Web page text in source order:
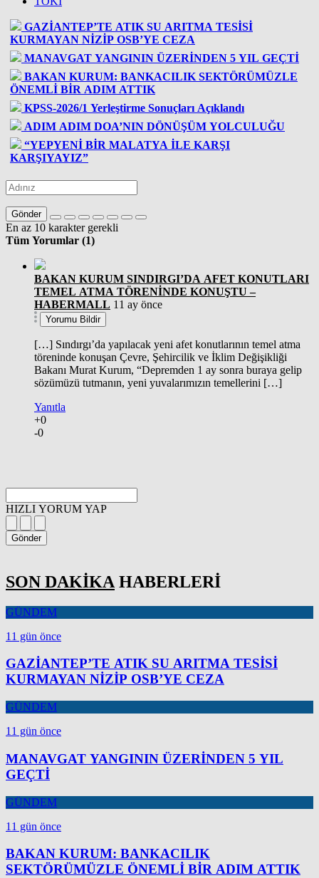
GAZİANTEP’TE ATIK SU ARITMA TESİSİ
KURMAYAN NİZİP OSB’YE CEZA
MANAVGAT YANGININ ÜZERİNDEN 5 YIL GEÇTİ
BAKAN KURUM: BANKACILIK SEKTÖRÜMÜZLE
ÖNEMLİ BİR ADIM ATTIK
KPSS-2026/1 Yerleştirme Sonuçları Açıklandı
ADIM ADIM DOA’NIN DÖNÜŞÜM YOLCULUĞU
“YEPYENİ BİR MALATYA İLE KARŞI
KARŞIYAYIZ”
Gönder
En az 10 karakter gerekli
Tüm Yorumlar (1)
BAKAN KURUM SINDIRGI’DA AFET KONUTLARI
TEMEL ATMA TÖRENİNDE KONUŞTU –
HABERMALL 11 ay önce
Yorumu Bildir
[…] Sındırgı’da yapılacak yeni afet konutlarının temel atma
töreninde konuşan Çevre, Şehircilik ve İklim Değişikliği
Bakanı Murat Kurum, “Depremden 1 ay sonra buraya gelip
sözümüzü tutmanın, yeni yuvalarımızın temellerini […]
Yanıtla
+0
-0
HIZLI YORUM YAP
Gönder
SON DAKİKA HABERLERİ
GÜNDEM
11 gün önce
GAZİANTEP’TE ATIK SU ARITMA TESİSİ
KURMAYAN NİZİP OSB’YE CEZA
GÜNDEM
11 gün önce
MANAVGAT YANGININ ÜZERİNDEN 5 YIL
GEÇTİ
GÜNDEM
11 gün önce
BAKAN KURUM: BANKACILIK
SEKTÖRÜMÜZLE ÖNEMLİ BİR ADIM ATTIK